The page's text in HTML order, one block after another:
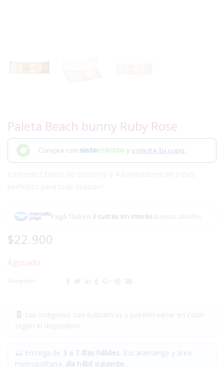
Paleta Beach bunny Ruby Rose
Compra con y solicita tu cupo.
Pagá fácil en 3 cuotas sin interés Bancos aliados
$22.900
Agotado
Compartir:
Entrega de 3 a 7 días hábiles. Bucaramanga y área
metropolitana: día hábil siguiente.